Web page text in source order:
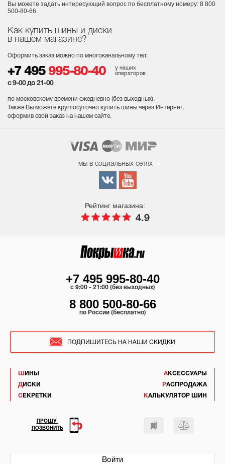
Как купить шины и диски
в нашем магазине?
Оформить заказ можно по многоканальному тел:
+7 495 995-80-40
у наших
операторов
с 9-00 до 21-00
по московскому времени ежедневно (без выходных).
Также Вы можете круглосуточно купить шины через Интернет,
оформив свой заказ на нашем сайте.
Вы можете задать интересующий вопрос по бесплатному номеру: 8 800
500-80-66.
мы в социальных сетях –
Рейтинг магазина:
4.9
ШИНЫ
ДИСКИ
СЕКРЕТКИ
АКСЕССУАРЫ
РАСПРОДАЖА
КАЛЬКУЛЯТОР ШИН
Войти
+7 495 995-80-40
c 9:00 - 21:00 (без выходных)
8 800 500-80-66
по России (бесплатно)
ПОДПИШИТЕСЬ НА НАШИ СКИДКИ
ПРОШУ
ПОЗВОНИТЬ